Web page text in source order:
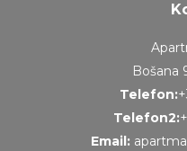
Bošana
Telefon:
Telefon2:
Email: